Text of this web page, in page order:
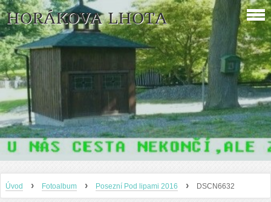
HORÁKOVA LHOTA
Úvod › Fotoalbum › Posezní Pod lipami 2016 › DSCN6632